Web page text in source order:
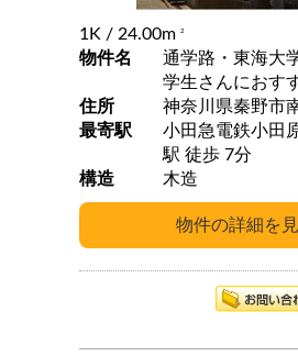
1K / 24.00m 2
物件名
通学路・東海大
学生さんにおす
住所
神奈川県秦野市
最寄駅
小田急電鉄小田
駅 徒歩 7分
構造
木造